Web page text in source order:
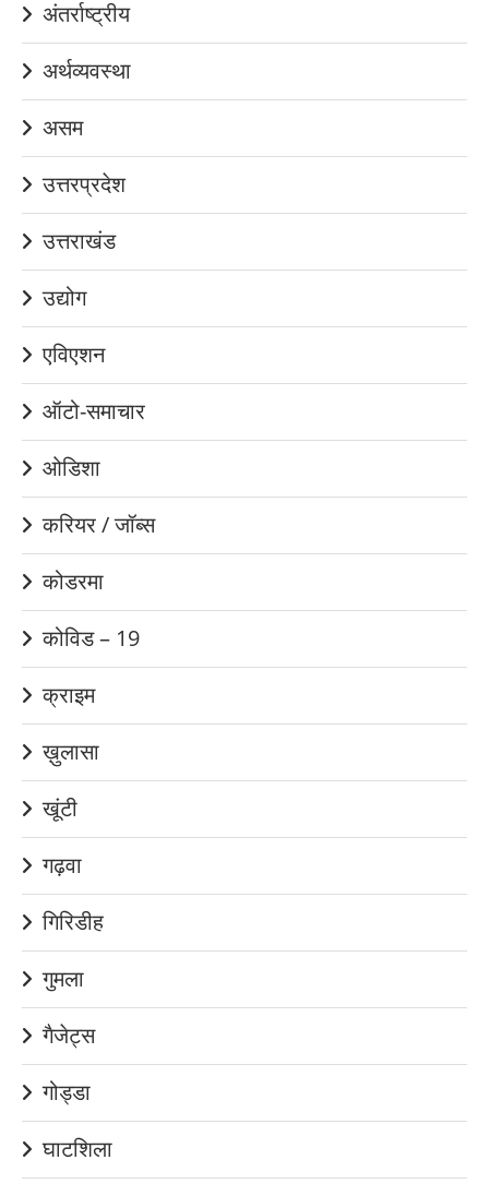
अंतर्राष्ट्रीय
अर्थव्यवस्था
असम
उत्तरप्रदेश
उत्तराखंड
उद्योग
एविएशन
ऑटो-समाचार
ओडिशा
करियर / जॉब्स
कोडरमा
कोविड – 19
क्राइम
ख़ुलासा
खूंटी
गढ़वा
गिरिडीह
गुमला
गैजेट्स
गोड्डा
घाटशिला